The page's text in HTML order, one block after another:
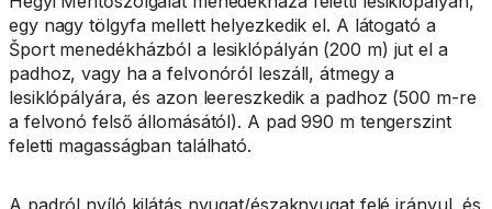
egy nagy tölgyfa mellett helyezkedik el. A látogató a
Šport menedékházból a lesiklópályán (200 m) jut el a
padhoz, vagy ha a felvonóról leszáll, átmegy a
lesiklópályára, és azon leereszkedik a padhoz (500 m-re
a felvonó felső állomásától). A pad 990 m tengerszint
feletti magasságban található.